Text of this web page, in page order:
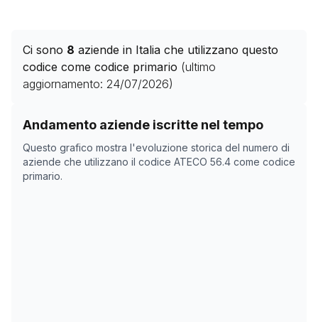
Ci sono 8 aziende in Italia che utilizzano questo
codice come codice primario (ultimo
aggiornamento: 24/07/2026)
Andamento aziende iscritte nel tempo
Questo grafico mostra l'evoluzione storica del numero di
aziende che utilizzano il codice ATECO 56.4 come codice
primario.
Storico numero di aziende con codice ATECO
Data rilevazione
22/04/2025
0
14/11/2025